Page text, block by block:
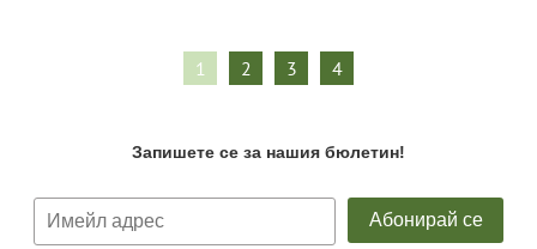
1 2 3 4